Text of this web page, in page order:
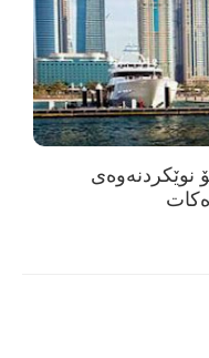
دۆلار بۆ نوێکردنەوەی